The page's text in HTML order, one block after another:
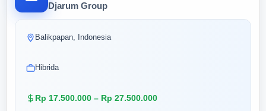
Djarum Group
Balikpapan, Indonesia
Hibrida
Rp 17.500.000 – Rp 27.500.000